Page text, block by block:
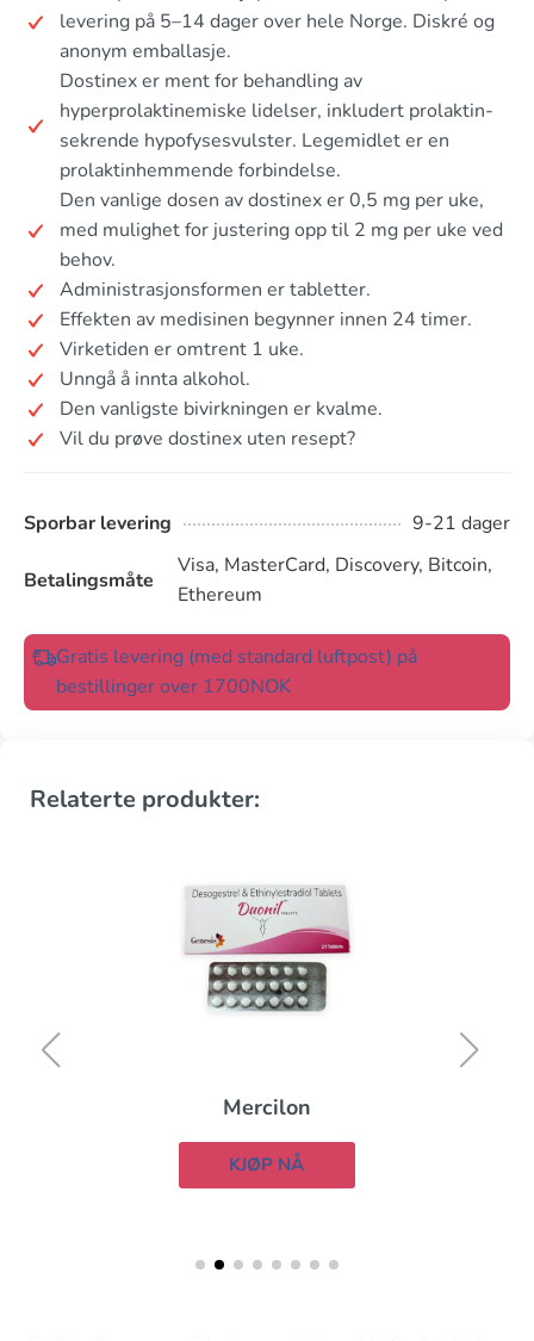
levering på 5–14 dager over hele Norge. Diskré og
anonym emballasje.
Dostinex er ment for behandling av
hyperprolaktinemiske lidelser, inkludert prolaktin-
sekrende hypofysesvulster. Legemidlet er en
prolaktinhemmende forbindelse.
Den vanlige dosen av dostinex er 0,5 mg per uke,
med mulighet for justering opp til 2 mg per uke ved
behov.
Administrasjonsformen er tabletter.
Effekten av medisinen begynner innen 24 timer.
Virketiden er omtrent 1 uke.
Unngå å innta alkohol.
Den vanligste bivirkningen er kvalme.
Vil du prøve dostinex uten resept?
Sporbar levering 9-21 dager
Betalingsmåte
Visa, MasterCard, Discovery, Bitcoin,
Ethereum
Gratis levering (med standard luftpost) på
bestillinger over 1700NOK
Relaterte produkter:
Mercilon
KJØP NÅ